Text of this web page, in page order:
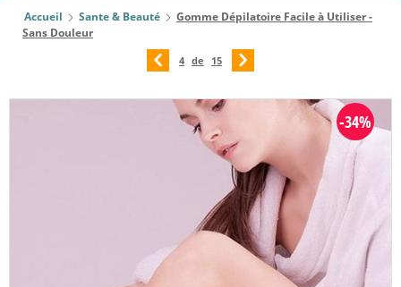
Accueil Sante & Beauté
Gomme Dépilatoire Facile à Utiliser -
Sans Douleur
4 de 15
-34%